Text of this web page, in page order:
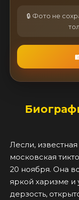
🔒 Фото не
Лесли,
московская
20 ноября. Она
яркой харизме и
дерзость,